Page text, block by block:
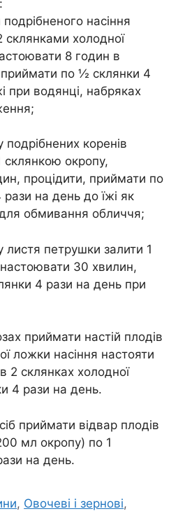
насіння
склянками холодної
8 годин в
приймати по ½ склянки 4
при водянці, набряках
коренів
склянкою окропу,
процідити, приймати по
рази на день до їжі як
для обмивання обличчя;
листя петрушки залити 1
30 хвилин,
4 рази на день при
приймати настій плодів
ложки насіння настояти
2 склянках холодної
4 рази на день.
приймати відвар плодів
мл окропу) по 1
на день.
, Овочеві і зернові,